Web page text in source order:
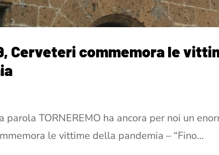
Cerveteri commemora le
parola TORNEREMO ha ancora per noi un
le vittime della pandemia – “Fino…